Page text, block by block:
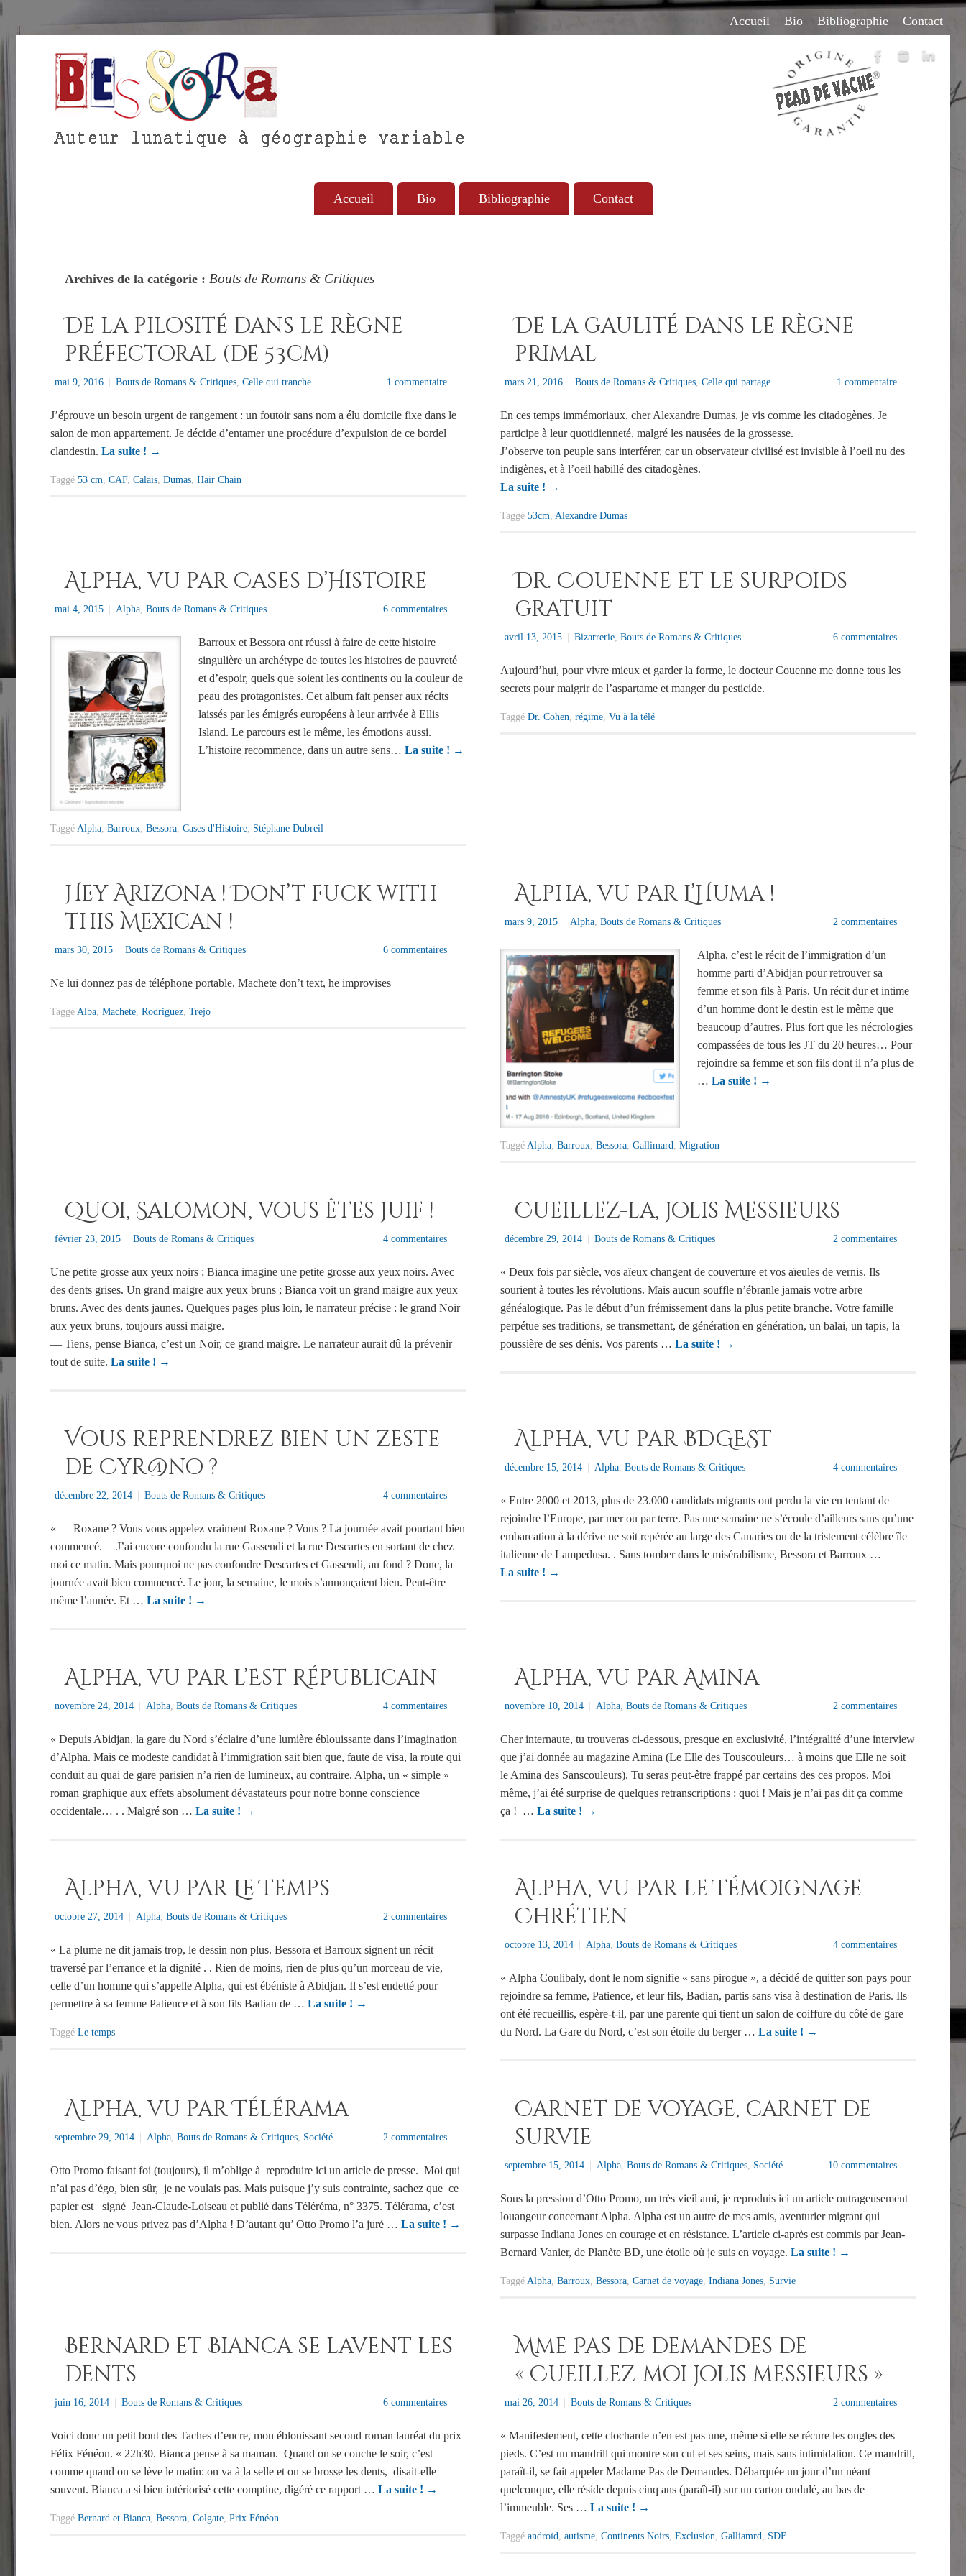
Accueil Bio Bibliographie Contact
Accueil Bio Bibliographie Contact
Archives de la catégorie : Bouts de Romans & Critiques
De la pilosité dans le règne
préfectoral (de 53cm)
mai 9, 2016 | Bouts de Romans & Critiques Celle qui tranche 1 commentaire
J’éprouve un besoin urgent de rangement : un foutoir sans nom a élu domicile fixe dans le
salon de mon appartement. Je décide d’entamer une procédure d’expulsion de ce bordel
clandestin. La suite ! →
Taggé 53 cm CAF, Calais Dumas Hair Chain
De la gaulité dans le règne
primal
mars 21, 2016 | Bouts de Romans & Critiques ,Celle qui partage 1 commentaire
En ces temps immémoriaux, cher Alexandre Dumas, je vis comme les citadogènes. Je
participe à leur quotidienneté, malgré les nausées de la grossesse.
J’observe ton peuple sans interférer, car un observateur civilisé est invisible à l’oeil nu des
indigènes, et à l’oeil habillé des citadogènes.
La suite ! →
Taggé53cm Alexandre Dumas
Alpha, vu par Cases d’Histoire
mai 4, 2015 | Alpha Bouts de Romans & Critiques 6 commentaires
Barroux et Bessora ont réussi à faire de cette histoire
singulière un archétype de toutes les histoires de pauvreté
et d’espoir, quels que soient les continents ou la couleur de
peau des protagonistes. Cet album fait penser aux récits
laissés par les émigrés européens à leur arrivée à Ellis
Island. Le parcours est le même, les émotions aussi.
L’histoire recommence, dans un autre sens… La suite ! →
TaggéAlpha, Barroux, Bessora, Cases d'Histoire, Stéphane Dubreil
Dr. Couenne et le surpoids
gratuit
avril 13, 2015 | Bizarrerie ,Bouts de Romans & Critiques 6 commentaires
Aujourd’hui, pour vivre mieux et garder la forme, le docteur Couenne me donne tous les
secrets pour maigrir de l’aspartame et manger du pesticide.
TaggéDr. Cohen ,régime ,Vu à la télé
Hey Arizona ! Don’t fuck with
this Mexican !
mars 30, 2015 | Bouts de Romans & Critiques 6 commentaires
Ne lui donnez pas de téléphone portable, Machete don’t text, he improvises
TaggéAlba, Machete, Rodriguez, Trejo
Alpha, vu par L’Huma !
mars 9, 2015 | Alpha,Bouts de Romans & Critiques 2 commentaires
Alpha, c’est le récit de l’immigration d’un
homme parti d’Abidjan pour retrouver sa
femme et son fils à Paris. Un récit dur et intime
d’un homme dont le destin est le même que
beaucoup d’autres. Plus fort que les nécrologies
compassées de tous les JT du 20 heures… Pour
rejoindre sa femme et son fils dont il n’a plus de
…La suite ! →
TaggéAlpha,Barroux,Bessora,Gallimard,Migration
Quoi, Salomon, vous êtes juif !
février 23, 2015 | Bouts de Romans & Critiques 4 commentaires
Une petite grosse aux yeux noirs ; Bianca imagine une petite grosse aux yeux noirs. Avec
des dents grises. Un grand maigre aux yeux bruns ; Bianca voit un grand maigre aux yeux
bruns. Avec des dents jaunes. Quelques pages plus loin, le narrateur précise : le grand Noir
aux yeux bruns, toujours aussi maigre.
— Tiens, pense Bianca, c’est un Noir, ce grand maigre. Le narrateur aurait dû la prévenir
tout de suite. La suite ! →
Cueillez-la, jolis Messieurs
décembre 29, 2014 | Bouts de Romans & Critiques 2 commentaires
« Deux fois par siècle, vos aïeux changent de couverture et vos aïeules de vernis. Ils
sourient à toutes les révolutions. Mais aucun souffle n’ébranle jamais votre arbre
généalogique. Pas le début d’un frémissement dans la plus petite branche. Votre famille
perpétue ses traditions, se transmettant, de génération en génération, un balai, un tapis, la
poussière de ses dénis. Vos parents …La suite ! →
Vous reprendrez bien un zeste
de Cyr@no ?
décembre 22, 2014 | Bouts de Romans & Critiques 4 commentaires
« — Roxane ? Vous vous appelez vraiment Roxane ? Vous ? La journée avait pourtant bien
commencé. J’ai encore confondu la rue Gassendi et la rue Descartes en sortant de chez
moi ce matin. Mais pourquoi ne pas confondre Descartes et Gassendi, au fond ? Donc, la
journée avait bien commencé. Le jour, la semaine, le mois s’annonçaient bien. Peut-être
même l’année. Et … La suite ! →
Alpha, vu par BDGEST
décembre 15, 2014 | Alpha,Bouts de Romans & Critiques 4 commentaires
« Entre 2000 et 2013, plus de 23.000 candidats migrants ont perdu la vie en tentant de
rejoindre l’Europe, par mer ou par terre. Pas une semaine ne s’écoule d’ailleurs sans qu’une
embarcation à la dérive ne soit repérée au large des Canaries ou de la tristement célèbre île
italienne de Lampedusa. . Sans tomber dans le misérabilisme, Bessora et Barroux …
La suite ! →
Alpha, vu par l’Est Républicain
novembre 24, 2014 | Alpha, Bouts de Romans & Critiques 4 commentaires
« Depuis Abidjan, la gare du Nord s’éclaire d’une lumière éblouissante dans l’imagination
d’Alpha. Mais ce modeste candidat à l’immigration sait bien que, faute de visa, la route qui
conduit au quai de gare parisien n’a rien de lumineux, au contraire. Alpha, un « simple »
roman graphique aux effets absolument dévastateurs pour notre bonne conscience
occidentale… . . Malgré son … La suite ! →
Alpha, vu par Amina
novembre 10, 2014 | Alpha,Bouts de Romans & Critiques 2 commentaires
Cher internaute, tu trouveras ci-dessous, presque en exclusivité, l’intégralité d’une interview
que j’ai donnée au magazine Amina (Le Elle des Touscouleurs… à moins que Elle ne soit
le Amina des Sanscouleurs). Tu seras peut-être frappé par certains des ces propos. Moi
même, j’ai été surprise de quelques retranscriptions : quoi ! Mais je n’ai pas dit ça comme
ça ! …La suite ! →
Alpha, vu par Le Temps
octobre 27, 2014 | Alpha, Bouts de Romans & Critiques 2 commentaires
« La plume ne dit jamais trop, le dessin non plus. Bessora et Barroux signent un récit
traversé par l’errance et la dignité . . Rien de moins, rien de plus qu’un morceau de vie,
celle d’un homme qui s’appelle Alpha, qui est ébéniste à Abidjan. Il s’est endetté pour
permettre à sa femme Patience et à son fils Badian de … La suite ! →
Taggé Le temps
Alpha, vu par le Témoignage
Chrétien
octobre 13, 2014 | Alpha,Bouts de Romans & Critiques 4 commentaires
« Alpha Coulibaly, dont le nom signifie « sans pirogue », a décidé de quitter son pays pour
rejoindre sa femme, Patience, et leur fils, Badian, partis sans visa à destination de Paris. Ils
ont été recueillis, espère-t-il, par une parente qui tient un salon de coiffure du côté de gare
du Nord. La Gare du Nord, c’est son étoile du berger …La suite ! →
Alpha, vu par Télérama
septembre 29, 2014 | Alpha, Bouts de Romans & Critiques, Société 2 commentaires
Otto Promo faisant foi (toujours), il m’oblige à reproduire ici un article de presse. Moi qui
n’ai pas d’égo, bien sûr, je ne voulais pas. Mais puisque j’y suis contrainte, sachez que ce
papier est signé Jean-Claude-Loiseau et publié dans Téléréma, n° 3375. Télérama, c’est
bien. Alors ne vous privez pas d’Alpha ! D’autant qu’ Otto Promo l’a juré … La suite ! →
Carnet de voyage, carnet de
survie
septembre 15, 2014 | Alpha,Bouts de Romans & Critiques, Société 10 commentaires
Sous la pression d’Otto Promo, un très vieil ami, je reproduis ici un article outrageusement
louangeur concernant Alpha. Alpha est un autre de mes amis, aventurier migrant qui
surpasse Indiana Jones en courage et en résistance. L’article ci-après est commis par Jean-
Bernard Vanier, de Planète BD, une étoile où je suis en voyage.La suite ! →
TaggéAlpha,Barroux,Bessora,Carnet de voyage,Indiana Jones, Survie
Bernard et Bianca se lavent les
dents
juin 16, 2014 | Bouts de Romans & Critiques 6 commentaires
Voici donc un petit bout des Taches d’encre, mon éblouissant second roman lauréat du prix
Félix Fénéon. « 22h30. Bianca pense à sa maman. Quand on se couche le soir, c’est
comme quand on se lève le matin: on va à la selle et on se brosse les dents, disait-elle
souvent. Bianca a si bien intériorisé cette comptine, digéré ce rapport … La suite ! →
Taggé Bernard et Bianca, Bessora, Colgate, Prix Fénéon
Mme Pas de demandes de
« Cueillez-moi jolis messieurs »
mai 26, 2014 | Bouts de Romans & Critiques 2 commentaires
« Manifestement, cette clocharde n’en est pas une, même si elle se récure les ongles des
pieds. C’est un mandrill qui montre son cul et ses seins, mais sans intimidation. Ce mandrill,
paraît-il, se fait appeler Madame Pas de Demandes. Débarquée un jour d’un néant
quelconque, elle réside depuis cinq ans (paraît-il) sur un carton ondulé, au bas de
l’immeuble. Ses …La suite ! →
Taggéandroïd,autisme,Continents Noirs,Exclusion,Galliamrd, SDF